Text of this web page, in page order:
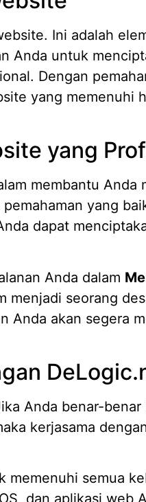
Ini adalah
Anda untuk
Dengan
yang memenuhi
yang
membantu Anda
yang
dapat
Anda dalam
menjadi seorang
Anda akan segera
Anda benar-
kerjasama
memenuhi semua